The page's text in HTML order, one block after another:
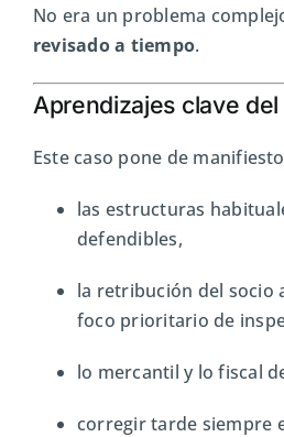
No era un problema
revisado a tiempo.
Aprendizajes clave del
Este caso pone de
las estructuras
defendibles,
la retribución del socio
foco prioritario de
lo mercantil y lo fiscal
corregir tarde siempre